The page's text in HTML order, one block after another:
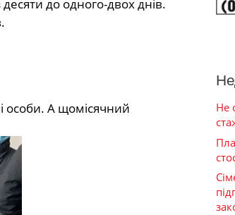
до одного-двох днів.
особи. А щомісячний
Не